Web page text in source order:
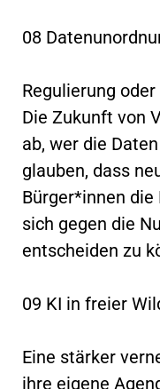
08
Regulierung
Die Zukunft von
ab, wer die
glauben, dass
Bürger*innen
sich gegen die
entscheiden zu
09 KI in freier
Eine stärker
ihre eigene